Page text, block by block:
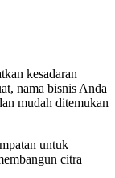
kesadaran
nama bisnis Anda
mudah ditemukan
untuk
citra